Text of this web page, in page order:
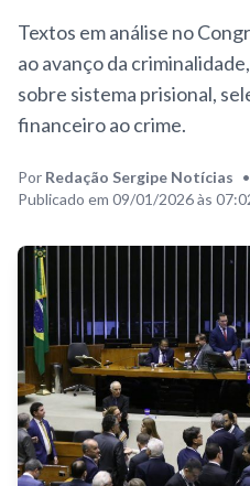
Textos em análise no
ao avanço da
sobre sistema prisional,
financeiro ao crime.
Por Redação Sergipe Notícias •
Publicado em 09/01/2026 às